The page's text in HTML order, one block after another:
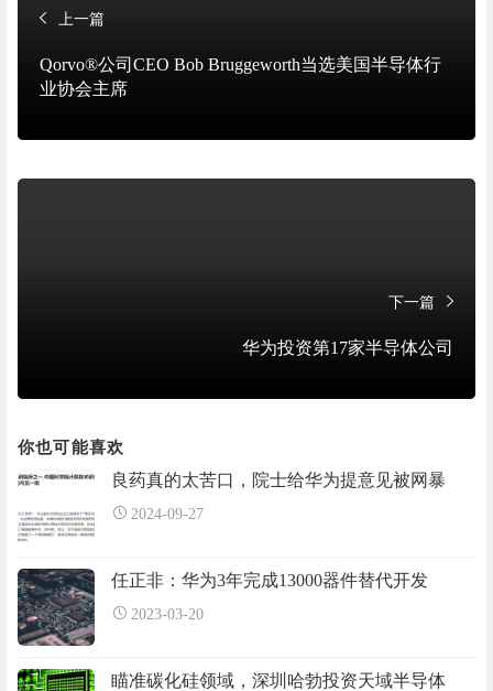
上一篇
Qorvo®公司CEO Bob Bruggeworth当选美国半导体行
业协会主席
下一篇
华为投资第17家半导体公司
你也可能喜欢
良药真的太苦口，院士给华为提意见被网暴
2024-09-27
任正非：华为3年完成13000器件替代开发
2023-03-20
瞄准碳化硅领域，深圳哈勃投资天域半导体